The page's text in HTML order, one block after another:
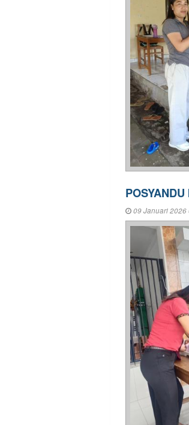
09 Januari 2026